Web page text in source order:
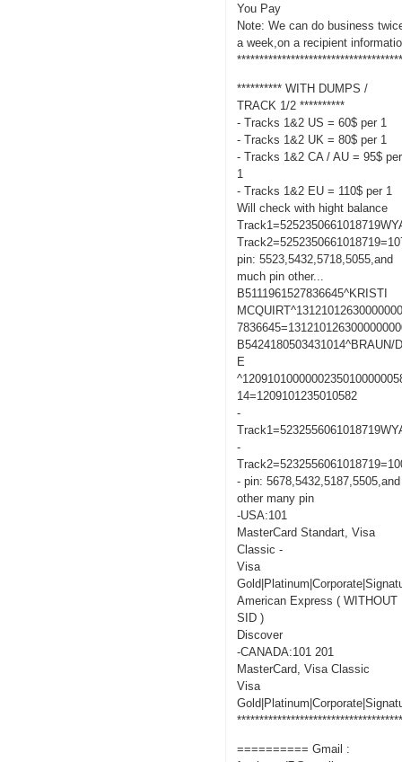
You Pay
Note: We can do business
a week,on a recipient
********** WITH DUMPS /
TRACK 1/2 **********
- Tracks 1&2 US = 60$ per 1
- Tracks 1&2 UK = 80$ per 1
- Tracks 1&2 CA / AU = 95$ per
1
- Tracks 1&2 EU = 110$ per 1
Will check with hight balance
pin: 5523,5432,5718,5055,and
much pin other...
B5111961527836645^KRISTI
B5424180503431014^BRAUN/
E
14=1209101235010582
-
-
- pin: 5678,5432,5187,5505,and
other many pin
-USA:101
MasterCard Standart, Visa
Classic -
Visa
American Express ( WITHOUT
SID )
Discover
-CANADA:101 201
MasterCard, Visa Classic
Visa
========== Gmail :